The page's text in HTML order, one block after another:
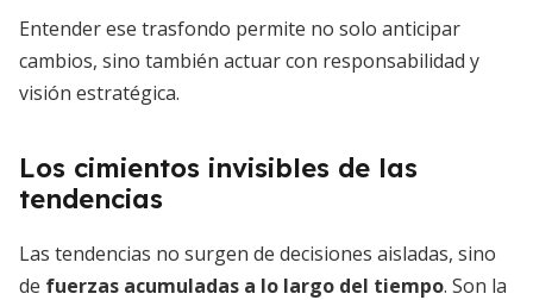
Entender ese trasfondo permite no solo anticipar
cambios, sino también actuar con responsabilidad y
visión estratégica.
Los cimientos invisibles de las
tendencias
Las tendencias no surgen de decisiones aisladas, sino
de fuerzas acumuladas a lo largo del tiempo. Son la